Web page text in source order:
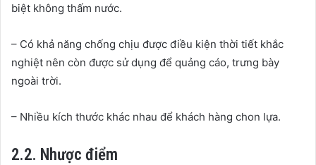
biệt không thấm nước.
– Có khả năng chống chịu được điều kiện thời tiết khắc
nghiệt nên còn được sử dụng để quảng cáo, trưng bày
ngoài trời.
– Nhiều kích thước khác nhau để khách hàng chon lựa.
2.2. Nhược điểm